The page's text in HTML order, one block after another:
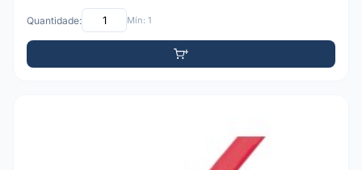
Quantidade: Mín: 1